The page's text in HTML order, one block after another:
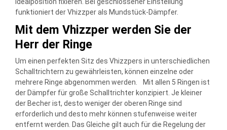
funktioniert der Vhizzper als Mundstück-Dämpfer.
Mit dem Vhizzper werden Sie der
Herr der Ringe
Um einen perfekten Sitz des Vhizzpers in unterschiedlichen
Schalltrichtern zu gewährleisten, können einzelne oder
mehrere Ringe abgenommen werden. Mit allen 5 Ringen ist
der Dämpfer für große Schalltrichter konzipiert. Je kleiner
der Becher ist, desto weniger der oberen Ringe sind
erforderlich und desto mehr können stufenweise weiter
entfernt werden. Das Gleiche gilt auch für die Regelung der